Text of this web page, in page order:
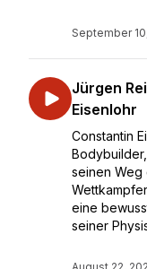
September
Jürgen
Eisenlohr
Constantin
seinen Weg
eine
seiner